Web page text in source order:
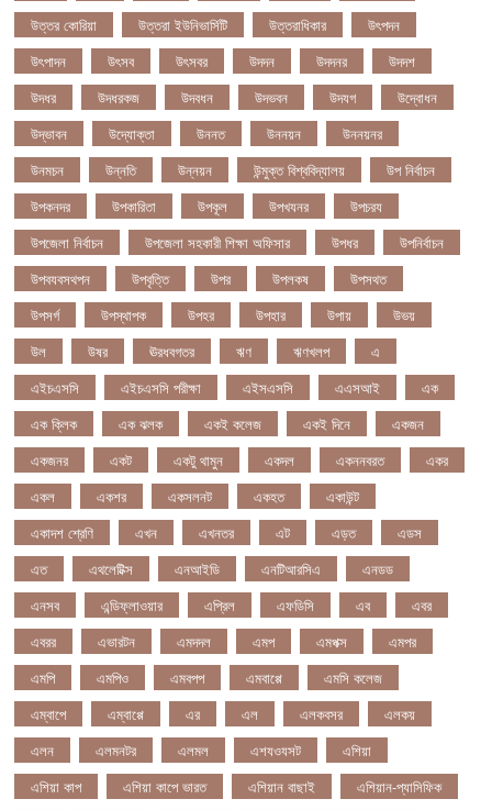
উত্তর কোরিয়া উত্তরা ইউনিভার্সিটি উত্তরাধিকার
উৎপদন
উৎপাদন
উৎসব উৎসবর উদদন উদদনর
উদদশ
উদধর
উদধরকজ উদবধন উদভবন উদযগ
উদ্বোধন
উদ্ভাবন
উদ্যোক্তা উননত উননয়ন
উননয়নর
উনমচন
উন্নতি উন্নয়ন উন্মুক্ত বিশ্ববিদ্যালয়
উপ নির্বাচন
উপকনদর
উপকারিতা উপকূল উপখযনর
উপচরয
উপজেলা নির্বাচন
উপজেলা সহকারী শিক্ষা অফিসার উপধর
উপনির্বাচন
উপবযবসথপন
উপবৃত্তি উপর উপলকষ
উপসথত
উপসর্গ
উপস্থাপক উপহর উপহার উপায়
উভয়
উল
উষর ঊরধবগতর ঋণ ঋণখলপ
এ
এইচএসসি
এইচএসসি পরীক্ষা এইসএসসি এএসআই
এক
এক ক্লিক
এক ঝলক একই কলেজ একই দিনে
একজন
একজনর
একট একটু থামুন একদল একননবরত
একর
একল
একশর একসলনট একহত
একাউন্ট
একাদশ শ্রেণি
এখন এখনতর এট এড়ত
এডস
এত
এথলেটিক্স এনআইডি এনটিআরসিএ
এনডড
এনসব
এন্ডিফ্লাওয়ার এপ্রিল এফডিসি এব
এবর
এবরর
এভারটন এমদদল এমপ এমপক্স
এমপর
এমপি
এমপিও এমবপপ এমবাপ্পে
এমসি কলেজ
এম্বাপে
এম্বাপ্পে এর এল এলকবসর
এলকয়
এলন
এলমনটর এলমল এশযওযসট
এশিয়া
এশিয়া কাপ
এশিয়া কাপে ভারত এশিয়ান বাছাই
এশিয়ান-প্যাসিফিক